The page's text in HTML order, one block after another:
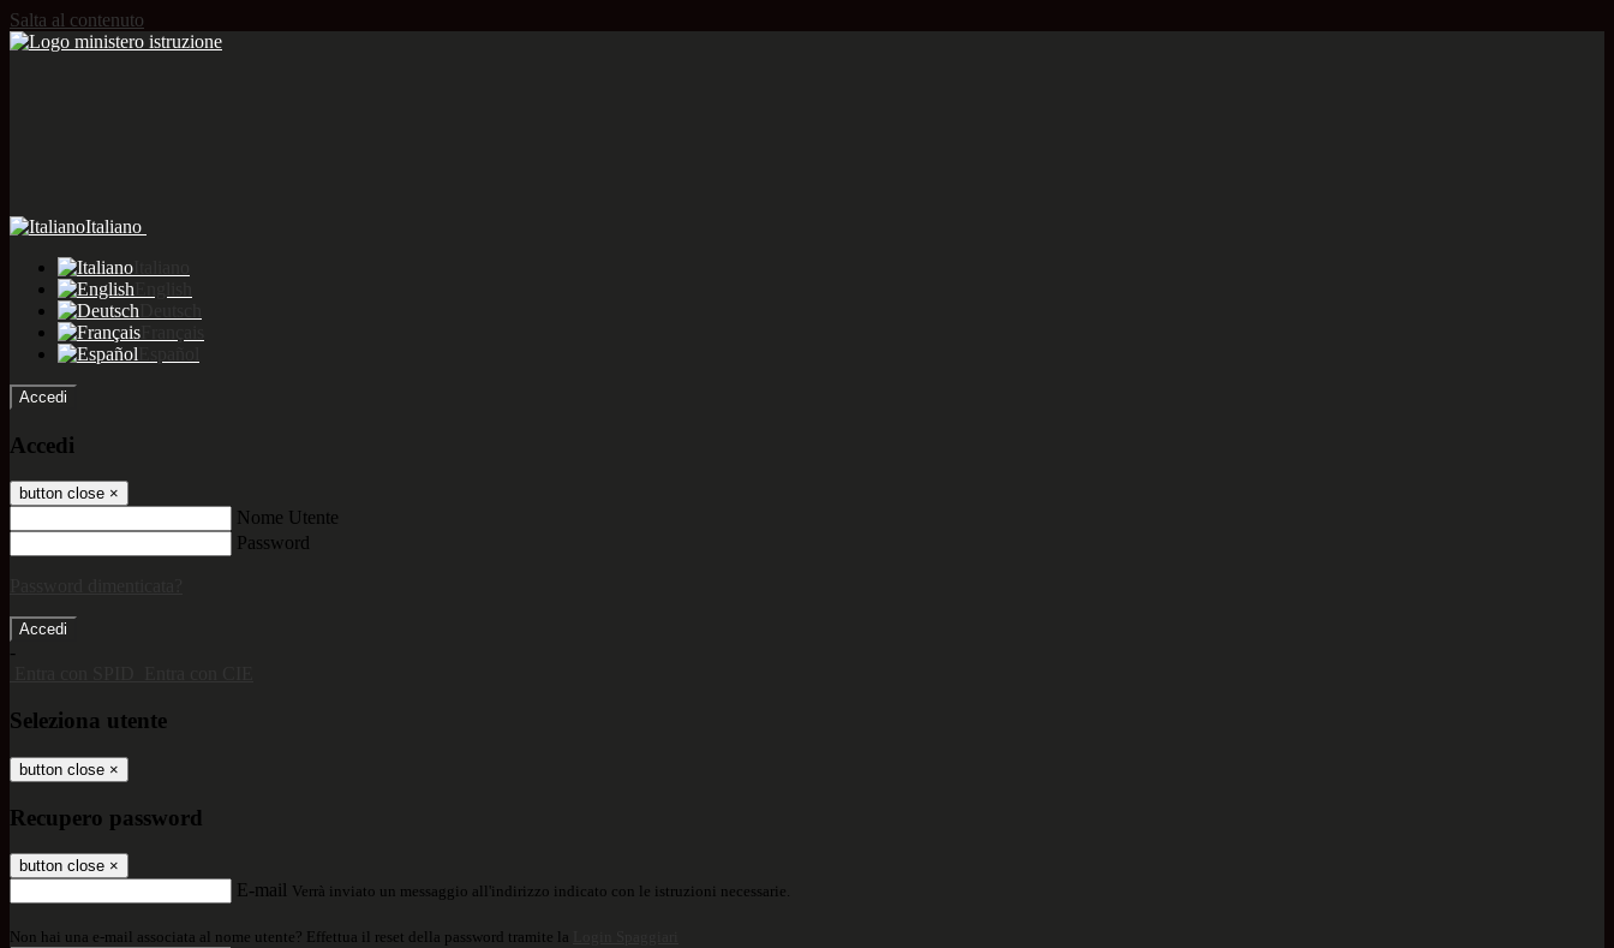
Salta al contenuto
Italiano
Accedi
Accedi
button close ×
Nome Utente
Password
-
Seleziona utente
button close ×
Recupero password
button close ×
E-mail Verrà inviato un messaggio all'indirizzo indicato con le istruzioni necessarie.
Non hai una e-mail associata al nome utente? Effettua il reset della password tramite la